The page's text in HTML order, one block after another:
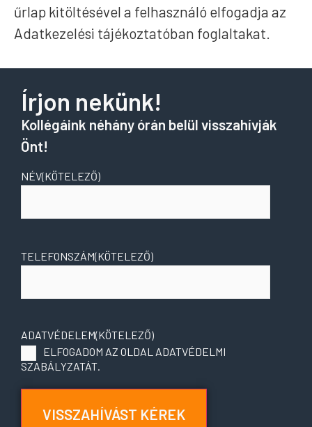
űrlap kitöltésével a felhasználó elfogadja az
Adatkezelési tájékoztatóban foglaltakat.
Írjon nekünk!
Kollégáink néhány órán belül visszahívják
Önt!
NÉV(KÖTELEZŐ)
TELEFONSZÁM(KÖTELEZŐ)
ADATVÉDELEM(KÖTELEZŐ)
ELFOGADOM AZ OLDAL ADATVÉDELMI
SZABÁLYZATÁT.
VISSZAHÍVÁST KÉREK